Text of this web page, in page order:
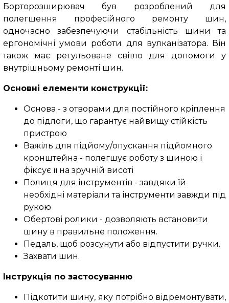
Борторозширювач був розроблений для
полегшення професійного ремонту шин,
одночасно забезпечуючи стабільність шини та
ергономічні умови роботи для вулканізатора. Він
також має регульоване світло для допомоги у
внутрішньому ремонті шин.
Основні елементи конструкції:
Основа - з отворами для постійного кріплення
до підлоги, що гарантує найвищу стійкість
пристрою
Важіль для підйому/опускання підйомного
кронштейна - полегшує роботу з шиною і
фіксує її на зручній висоті
Полиця для інструментів - завдяки їй
необхідні матеріали та інструменти завжди під
рукою
Обертові ролики - дозволяють встановити
шину в правильне положення.
Педаль, щоб розсунути або відпустити ручки.
Захвати шин.
Інструкція по застосуванню
Підкотити шину, яку потрібно відремонтувати,